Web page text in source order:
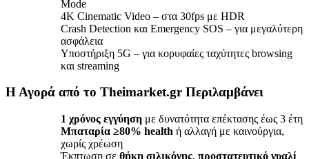
Mode
4K Cinematic Video – στα 30fps με HDR
Crash Detection και Emergency SOS – για μεγαλύτερη
ασφάλεια
Υποστήριξη 5G – για κορυφαίες ταχύτητες browsing
και streaming
Η Αγορά από το Theimarket.gr Περιλαμβάνει
1 χρόνος εγγύηση με δυνατότητα επέκτασης έως 3 έτη
Μπαταρία ≥80% health ή αλλαγή με καινούργια,
χωρίς χρέωση
Έκπτωση σε θήκη σιλικόνης, προστατευτικό γυαλί